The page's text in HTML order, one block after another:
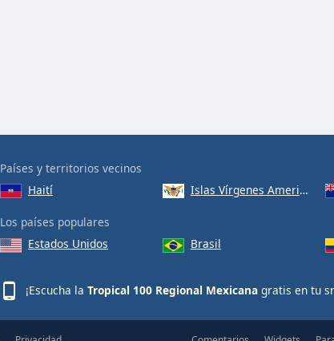
Países y territorios vecinos
Haití
Islas Vírgenes Americanas
Los países populares
Estados Unidos
Brasil
¡Escucha la Tropical 100 Regional Mexicana gratis en tu